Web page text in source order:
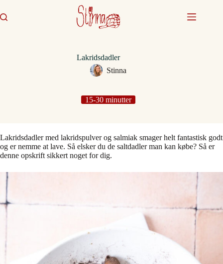
til
indhold
Lakridsdadler
Stinna
15-30 minutter
Lakridsdadler med lakridspulver og salmiak smager helt fantastisk godt
og er nemme at lave. Så elsker du de saltdadler man kan købe? Så er
denne opskrift sikkert noget for dig.